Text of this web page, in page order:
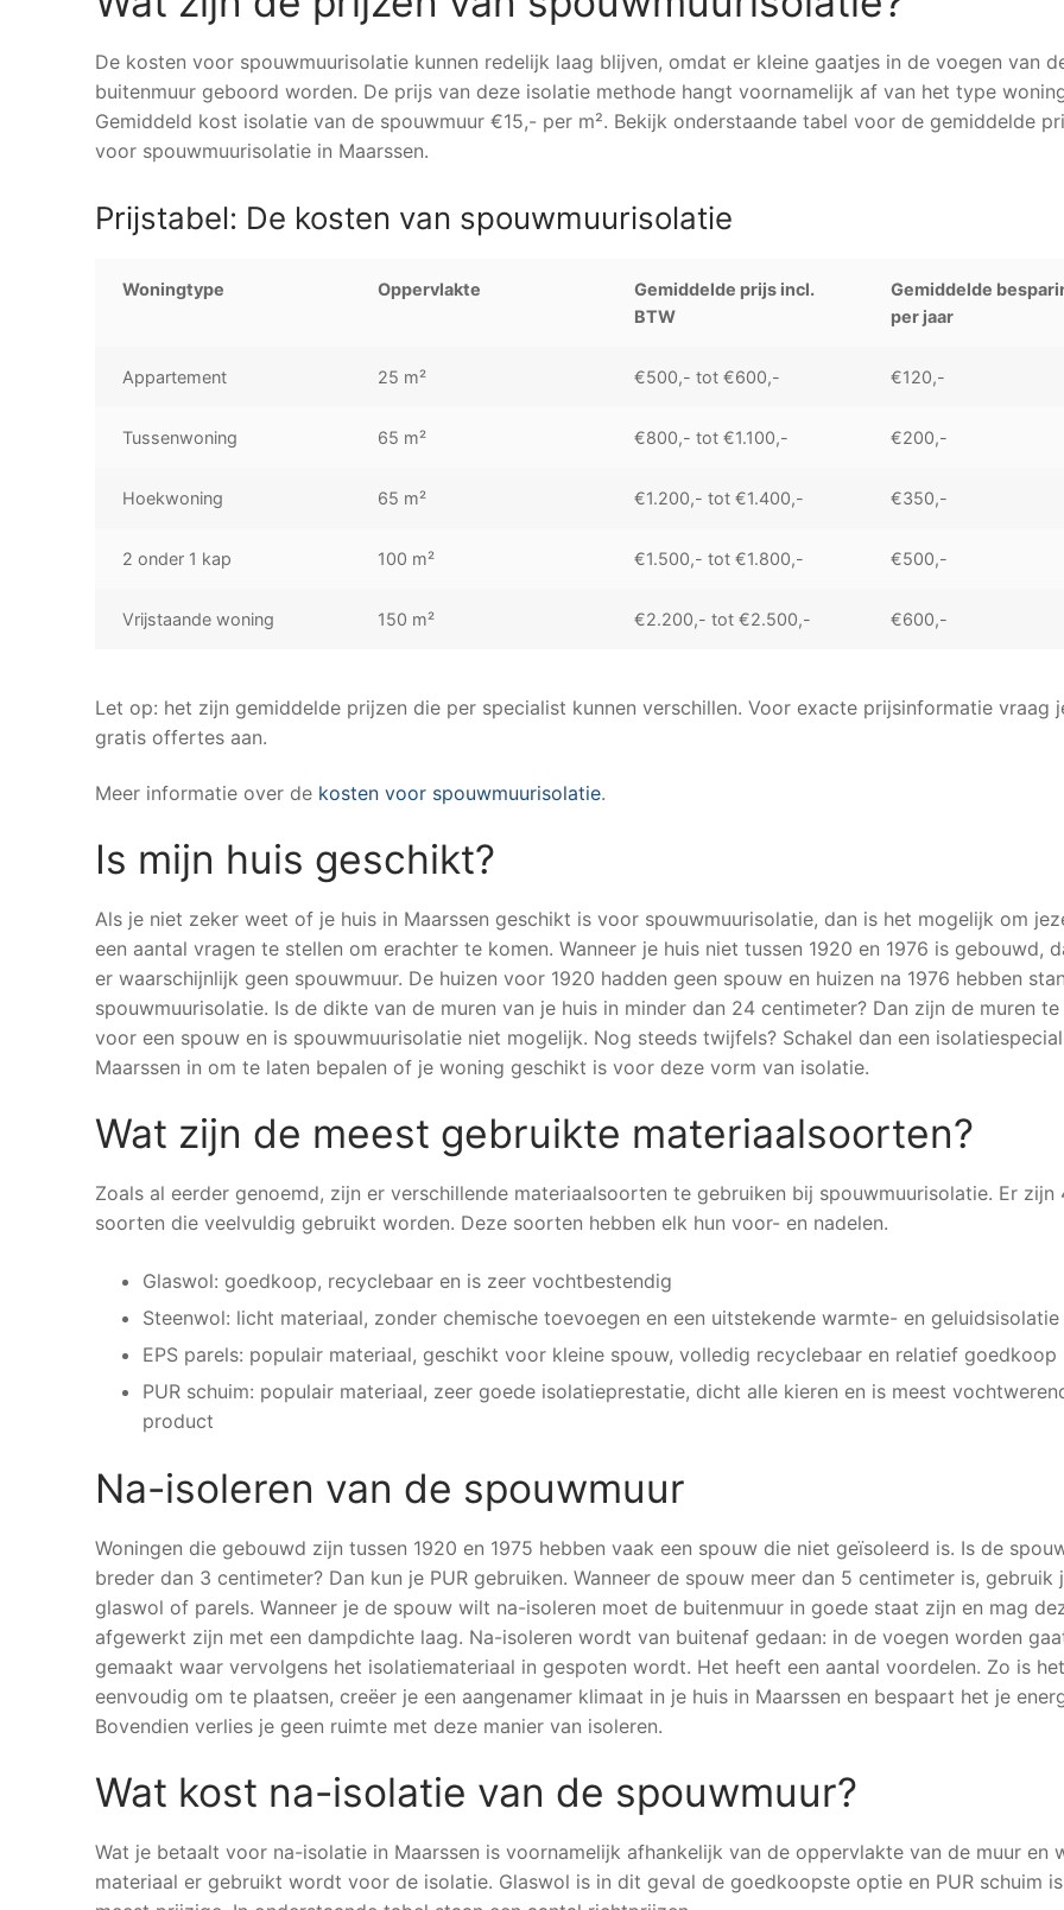
De kosten voor spouwmuurisolatie kunnen redelijk laag blijven, omdat er kleine gaatjes in de voegen van
buitenmuur geboord worden. De prijs van deze isolatie methode hangt voornamelijk af van het type
Gemiddeld kost isolatie van de spouwmuur €15,- per m². Bekijk onderstaande tabel voor de gemiddelde
voor spouwmuurisolatie in Maarssen.
Prijstabel: De kosten van spouwmuurisolatie
Woningtype Oppervlakte
Gemiddelde prijs incl.
BTW
Gemiddelde
per jaar
Appartement 25 m² €500,- tot €600,- €120,-
Tussenwoning 65 m² €800,- tot €1.100,- €200,-
Hoekwoning 65 m² €1.200,- tot €1.400,- €350,-
2 onder 1 kap 100 m² €1.500,- tot €1.800,- €500,-
Vrijstaande woning 150 m² €2.200,- tot €2.500,- €600,-
Let op: het zijn gemiddelde prijzen die per specialist kunnen verschillen. Voor exacte prijsinformatie vraag
gratis offertes aan.
Meer informatie over de kosten voor spouwmuurisolatie.
Is mijn huis geschikt?
Als je niet zeker weet of je huis in Maarssen geschikt is voor spouwmuurisolatie, dan is het mogelijk om
een aantal vragen te stellen om erachter te komen. Wanneer je huis niet tussen 1920 en 1976 is gebouwd,
er waarschijnlijk geen spouwmuur. De huizen voor 1920 hadden geen spouw en huizen na 1976 hebben
spouwmuurisolatie. Is de dikte van de muren van je huis in minder dan 24 centimeter? Dan zijn de muren te
voor een spouw en is spouwmuurisolatie niet mogelijk. Nog steeds twijfels? Schakel dan een
Maarssen in om te laten bepalen of je woning geschikt is voor deze vorm van isolatie.
Wat zijn de meest gebruikte materiaalsoorten?
Zoals al eerder genoemd, zijn er verschillende materiaalsoorten te gebruiken bij spouwmuurisolatie. Er zijn
soorten die veelvuldig gebruikt worden. Deze soorten hebben elk hun voor- en nadelen.
Glaswol: goedkoop, recyclebaar en is zeer vochtbestendig
Steenwol: licht materiaal, zonder chemische toevoegen en een uitstekende warmte- en geluidsisolatie
EPS parels: populair materiaal, geschikt voor kleine spouw, volledig recyclebaar en relatief goedkoop
PUR schuim: populair materiaal, zeer goede isolatieprestatie, dicht alle kieren en is meest
product
Na-isoleren van de spouwmuur
Woningen die gebouwd zijn tussen 1920 en 1975 hebben vaak een spouw die niet geïsoleerd is. Is de
breder dan 3 centimeter? Dan kun je PUR gebruiken. Wanneer de spouw meer dan 5 centimeter is, gebruik
glaswol of parels. Wanneer je de spouw wilt na-isoleren moet de buitenmuur in goede staat zijn en mag
afgewerkt zijn met een dampdichte laag. Na-isoleren wordt van buitenaf gedaan: in de voegen worden
gemaakt waar vervolgens het isolatiemateriaal in gespoten wordt. Het heeft een aantal voordelen. Zo is het
eenvoudig om te plaatsen, creëer je een aangenamer klimaat in je huis in Maarssen en bespaart het je
Bovendien verlies je geen ruimte met deze manier van isoleren.
Wat kost na-isolatie van de spouwmuur?
Wat je betaalt voor na-isolatie in Maarssen is voornamelijk afhankelijk van de oppervlakte van de muur en
materiaal er gebruikt wordt voor de isolatie. Glaswol is in dit geval de goedkoopste optie en PUR schuim